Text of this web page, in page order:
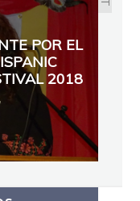
POR EL
2018